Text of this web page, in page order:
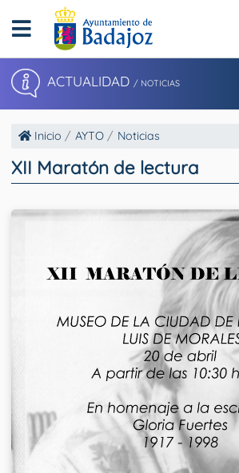
ACTUALIDAD / NOTICIAS
Inicio AYTO Noticias
XII Maratón de lectura